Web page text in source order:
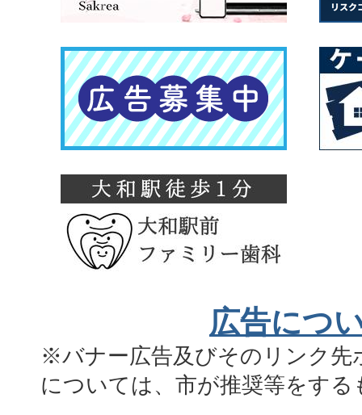
広告につ
※バナー広告及びそのリンク先
については、市が推奨等をす